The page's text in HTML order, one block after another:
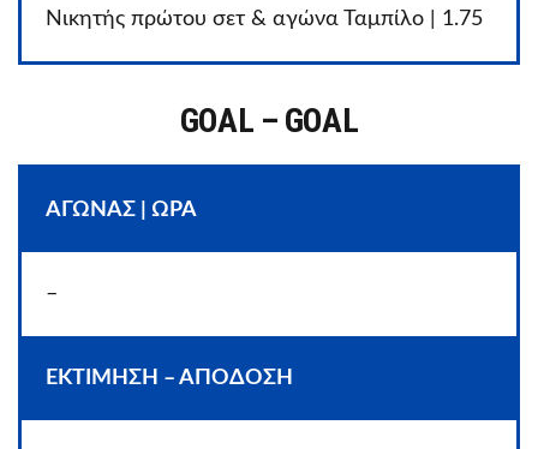
Νικητής πρώτου σετ & αγώνα Ταμπίλο | 1.75
GOAL – GOAL
ΑΓΩΝΑΣ | ΩΡΑ
–
ΕΚΤΙΜΗΣΗ – ΑΠΟΔΟΣΗ